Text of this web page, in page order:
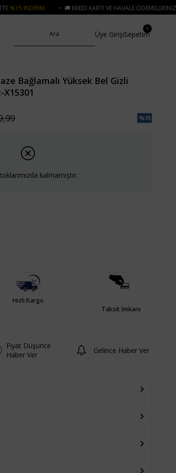
• 🚚 KREDI KARTI VE HAVALE ÖDEMELERINIZDE 750₺ ÜZERI
Üye GirişiSepetim
0
Bağlamalı Yüksek Bel Gizli
%73
kalmamıştır.
Hızlı Kargo
Taksit İmkanı
Fiyat Düşünce
Haber Ver
Gelince Haber Ver